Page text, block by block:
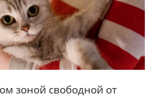
зоной свободной от